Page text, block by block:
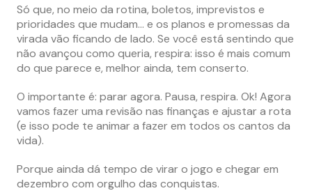
Só que, no meio da rotina, boletos, imprevistos e
prioridades que mudam… e os planos e promessas da
virada vão ficando de lado. Se você está sentindo que
não avançou como queria, respira: isso é mais comum
do que parece e, melhor ainda, tem conserto.
O importante é: parar agora. Pausa, respira. Ok! Agora
vamos fazer uma revisão nas finanças e ajustar a rota
(e isso pode te animar a fazer em todos os cantos da
vida).
Porque ainda dá tempo de virar o jogo e chegar em
dezembro com orgulho das conquistas.